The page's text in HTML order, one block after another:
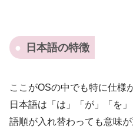
日本語の特徴
ここがOSの中でも特に仕様
日本語は「は」「が」「を
語順が入れ替わっても意味が